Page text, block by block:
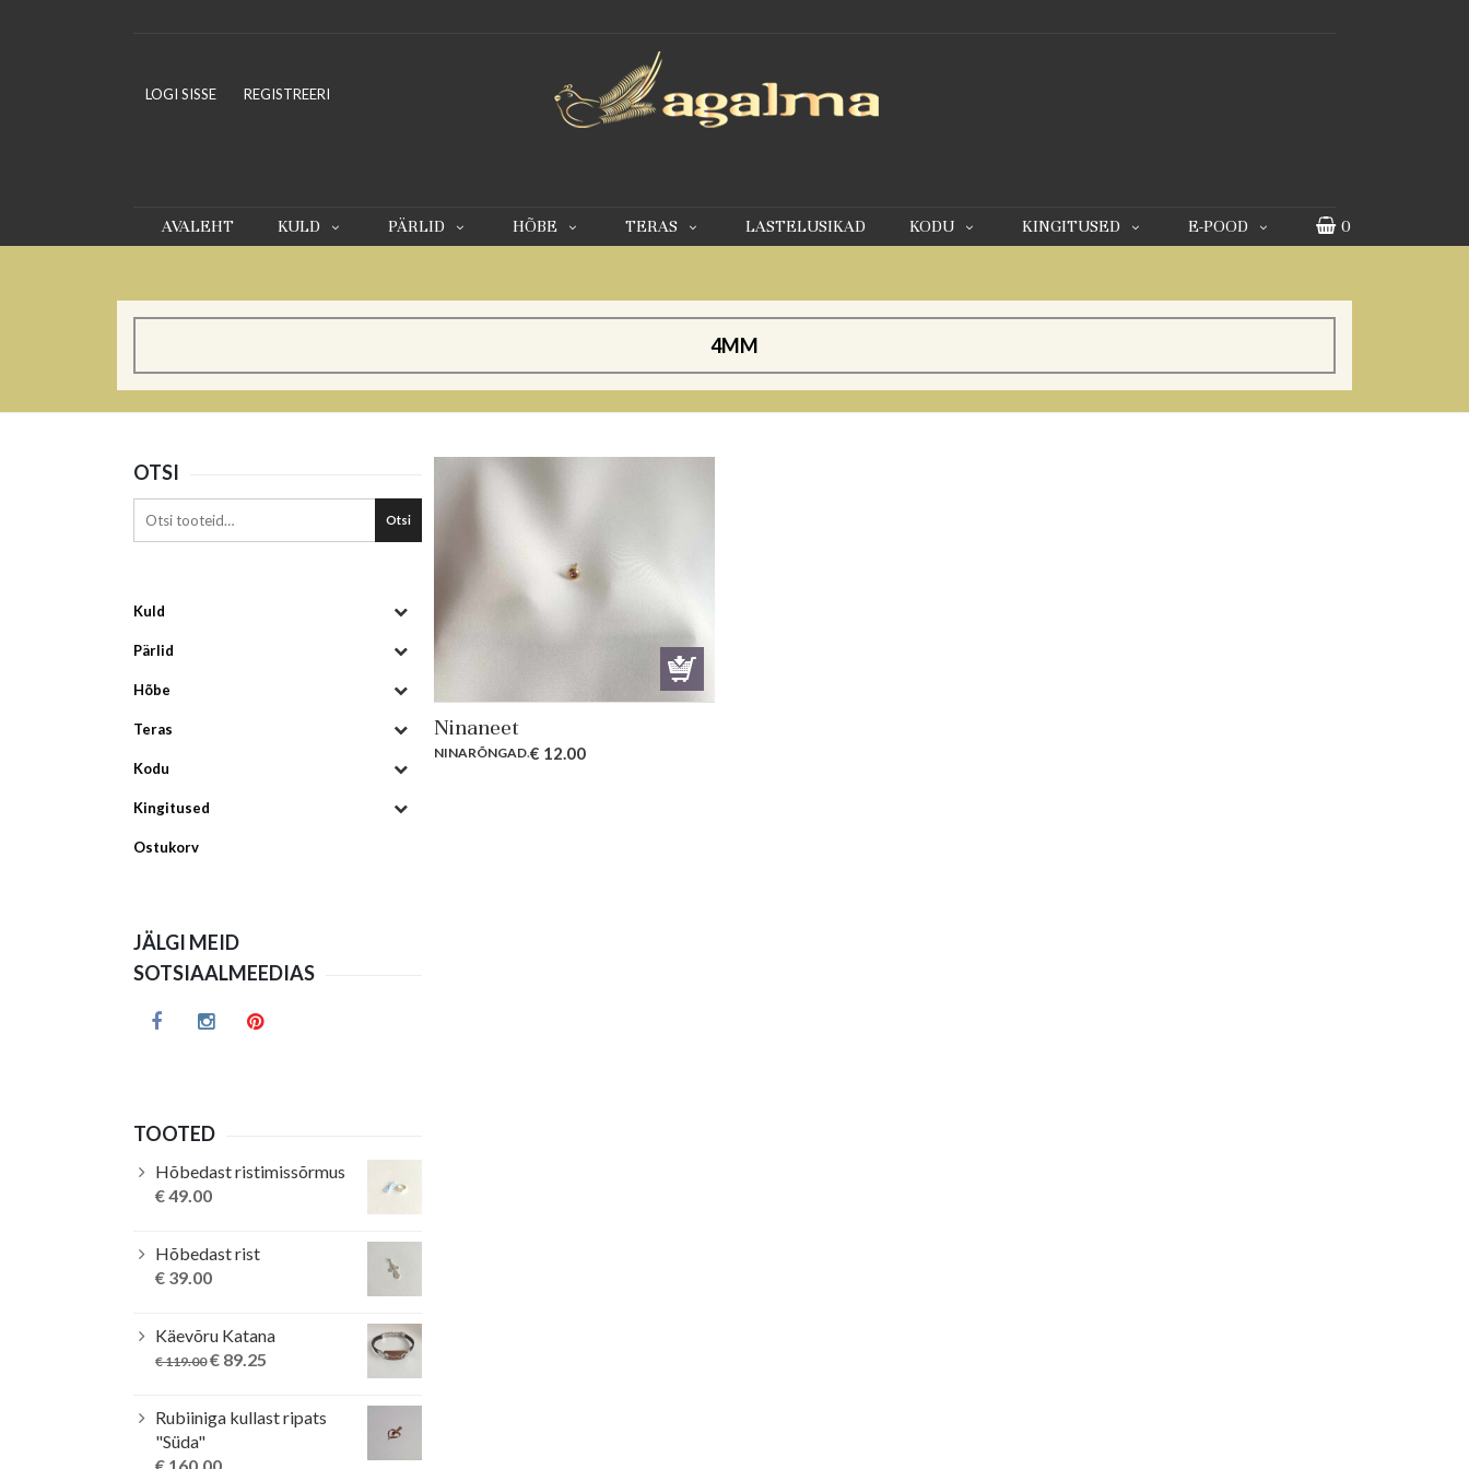
LOGI SISSE REGISTREERI
AVALEHT KULD PÄRLID HÕBE TERAS LASTELUSIKAD KODU KINGITUSED E-POOD 0
4MM
Ninaneet
NINARÕNGAD.€ 12.00
OTSI
Otsi
Kuld
Pärlid
Hõbe
Teras
Kodu
Kingitused
Ostukorv
JÄLGI MEID
SOTSIAALMEEDIAS
TOOTED
Hõbedast ristimissõrmus
€49.00
Hõbedast rist
€ 39.00
Käevõru Katana
€119.00 Original
€ 119.00.
€ 89.25
€ 89.25.
Rubiiniga kullast ripats
"Süda"